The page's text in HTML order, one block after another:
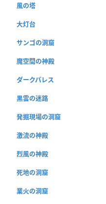
風の塔
大灯台
サンゴの洞窟
魔空間の神殿
ダークパレス
黒雲の迷路
発掘現場の洞窟
激流の神殿
烈風の神殿
死地の洞窟
業火の洞窟